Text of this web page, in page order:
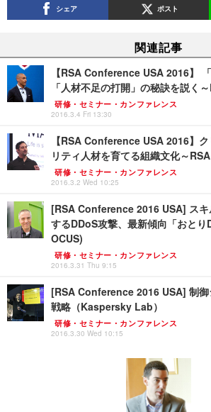
シェア ポスト
関連記事
【RSA Conference USA 2016】
「人材不足の打開」の秘訣を説く
研修・セミナー・カンファレンス
2016.3.4 Fri 13:30
【RSA Conference USA 2016】
リティ人材を育てる組織文化～
研修・セミナー・カンファレンス
2016.3.2 Wed 10:25
[RSA Conference 2016 USA] スキ
するDDoS攻撃、最新傾向「おと
OCUS)
研修・セミナー・カンファレンス
2016.3.31 Thu 9:15
[RSA Conference 2016 USA] 制御
戦略（Kaspersky Lab）
研修・セミナー・カンファレンス
2016.3.30 Wed 10:15